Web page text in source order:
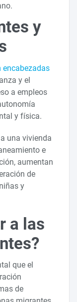
y
y el
a empleos
y física.
una vivienda
e
aumentan
de
y
a las
que el
de